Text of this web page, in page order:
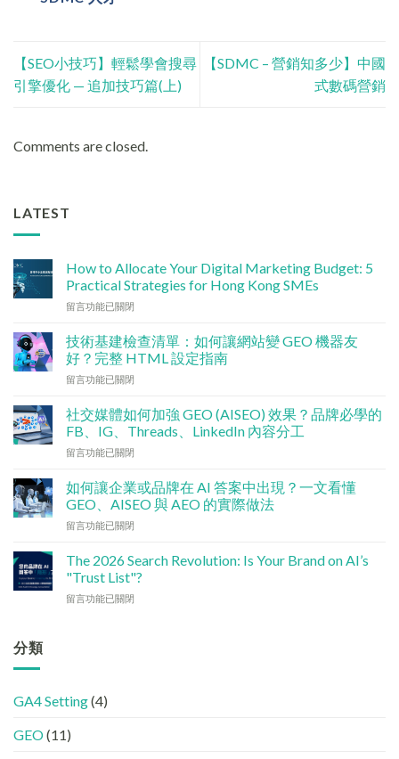
【SEO小技巧】輕鬆學會搜尋
引擎優化 — 追加技巧篇(上)
【SDMC – 營銷知多少】中國
式數碼營銷
Comments are closed.
LATEST
How to Allocate Your Digital Marketing Budget: 5
Practical Strategies for Hong Kong SMEs
在
碼
行
銷
預
點
分
香
中
小
5
用
策
略〉
留言功能已關閉
技術基建檢查清單：如何讓網站變 GEO 機器友
好？完整 HTML 設定指南
在
術
基
建
檢
清
單：
何
網
站
GEO
整
HTML
定
留言功能已關閉
社交媒體如何加強 GEO (AISEO) 效果？品牌必學的
FB、IG、Threads、LinkedIn 內容分工
在
交
媒
體
如
加
強
(AISEO)
的
IG、
留言功能已關閉
如何讓企業或品牌在 AI 答案中出現？一文看懂
GEO、AISEO 與 AEO 的實際做法
在
何
讓
業
案
出
留言功能已關閉
The 2026 Search Revolution: Is Your Brand on AI’s
"Trust List"?
在
已
進
留言功能已關閉
分類
GA4 Setting(4)
GEO(11)